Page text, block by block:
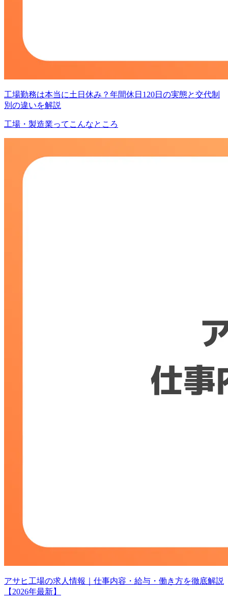
工場勤務は本当に土日休み？年間休日120日の実態と交代制
別の違いを解説
工場・製造業ってこんなところ
アサヒ工場の求人情報｜仕事内容・給与・働き方を徹底解説
【2026年最新】